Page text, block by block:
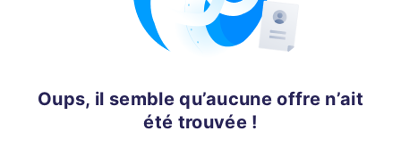
Oups, il semble qu’aucune offre n’ait
été trouvée !